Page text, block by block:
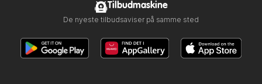
Tilbudmaskine
De nyeste tilbudsaviser på samme sted